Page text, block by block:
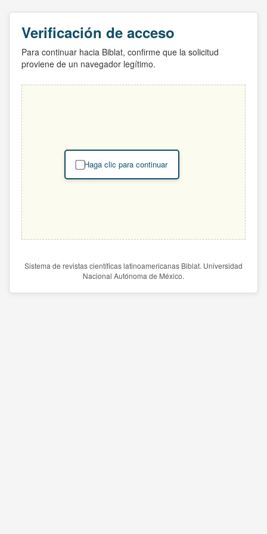
Verificación de acceso
Para continuar hacia Biblat, confirme que la solicitud
proviene de un navegador legítimo.
Haga clic para continuar
Sistema de revistas científicas latinoamericanas Biblat. Universidad
Nacional Autónoma de México.